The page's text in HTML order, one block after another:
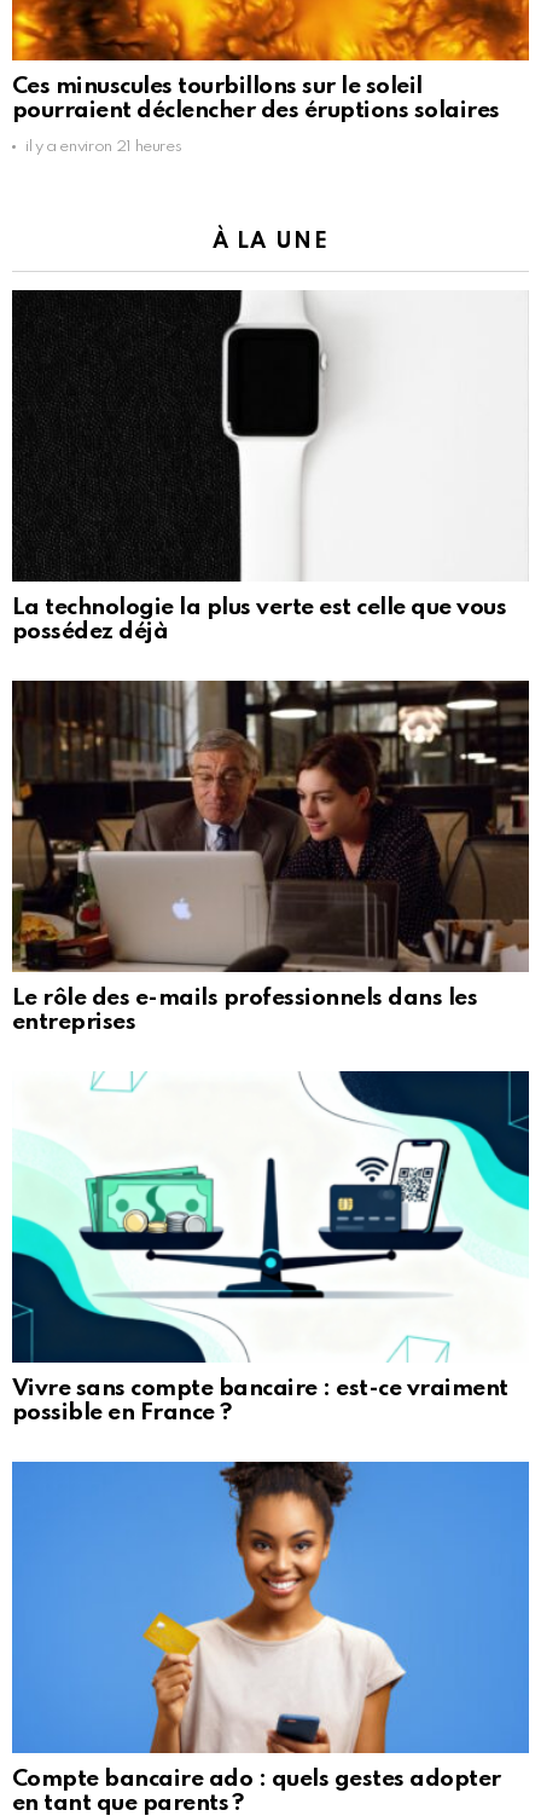
Ces minuscules tourbillons sur le soleil
pourraient déclencher des éruptions solaires
il y a environ 21 heures
À LA UNE
La technologie la plus verte est celle que vous
possédez déjà
Le rôle des e-mails professionnels dans les
entreprises
Vivre sans compte bancaire : est-ce vraiment
possible en France ?
Compte bancaire ado : quels gestes adopter
en tant que parents ?